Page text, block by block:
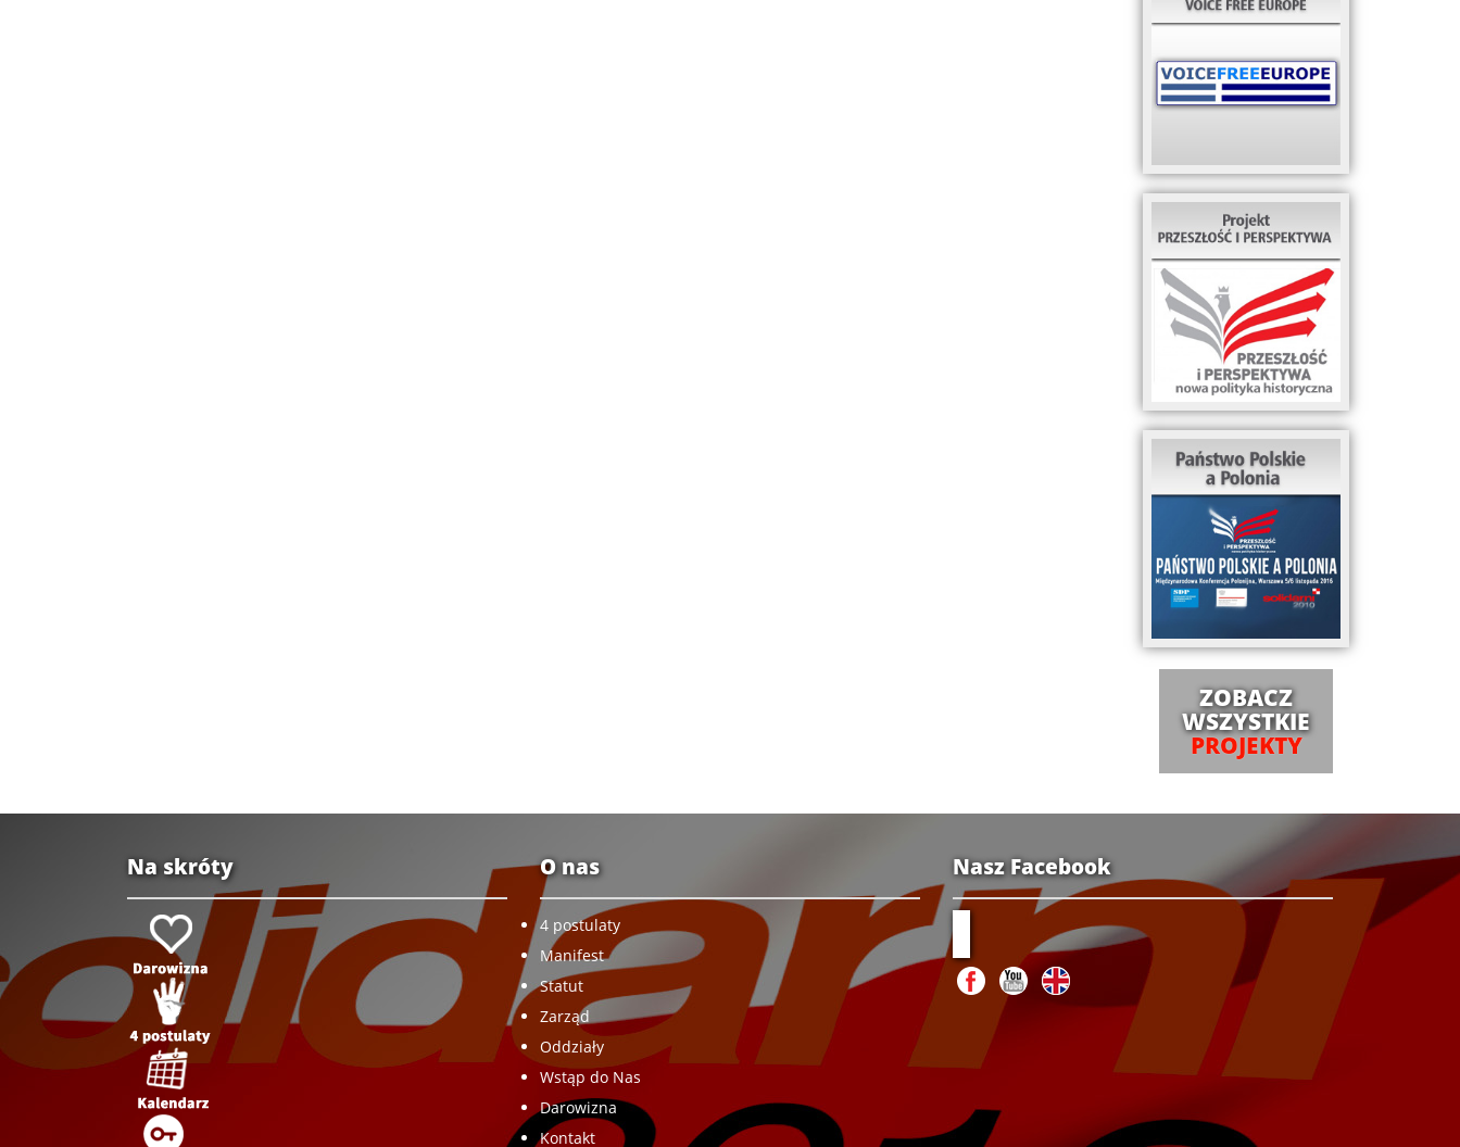
ZOBACZ
WSZYSTKIE
PROJEKTY
Na skróty O nas
4 postulaty
Manifest
Statut
Zarząd
Oddziały
Wstąp do Nas
Darowizna
Kontakt
Nasz Facebook